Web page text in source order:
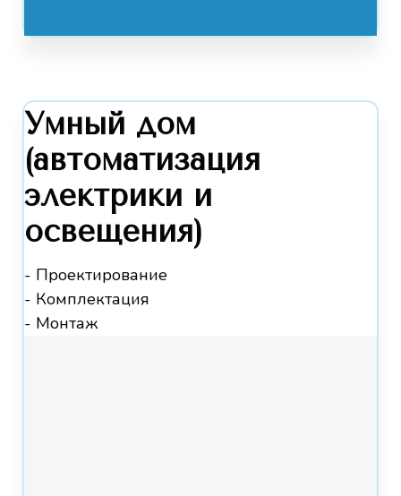
Умный дом
(автоматизация
электрики и
освещения)
- Проектирование
- Комплектация
- Монтаж